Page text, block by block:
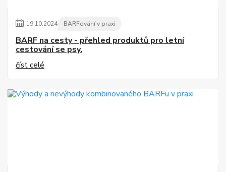
19.10.2024 BARFování v praxi
BARF na cesty - přehled produktů pro letní
cestování se psy.
číst celé